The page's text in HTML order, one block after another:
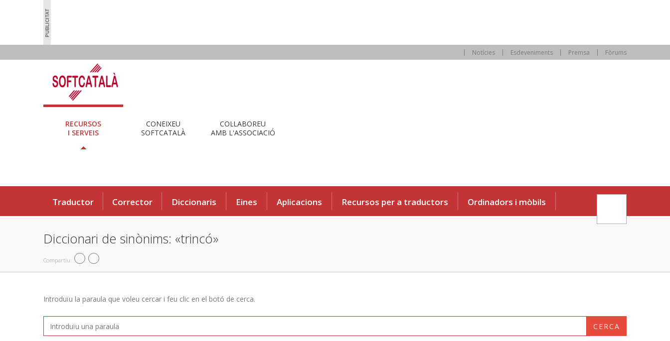
Notícies Esdeveniments Premsa Fòrums
RECURSOS
I SERVEIS
CONEIXEU
SOFTCATALÀ
COL·LABOREU
AMB L'ASSOCIACIÓ
Traductor Corrector Diccionaris Eines Aplicacions Recursos per a traductors Ordinadors i mòbils
Diccionari de sinònims: «trincó»
Compartiu
Introduïu la paraula que voleu cercar i feu clic en el botó de cerca.
CERCA